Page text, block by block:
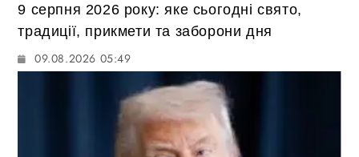
9 серпня 2026 року: яке сьогодні свято,
традиції, прикмети та заборони дня
09.08.2026 05:49